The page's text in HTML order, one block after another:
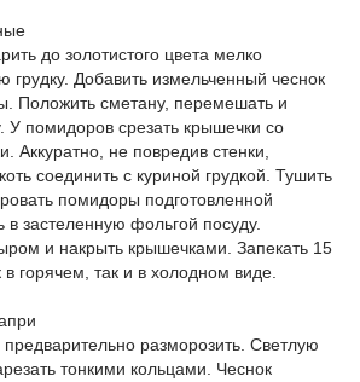
до золотистого цвета мелко
грудку. Добавить измельченный чеснок
Положить сметану, перемешать и
У помидоров срезать крышечки со
Аккуратно, не повредив стенки,
соединить с куриной грудкой. Тушить
помидоры подготовленной
застеленную фольгой посуду.
и накрыть крышечками. Запекать 15
в горячем, так и в холодном виде.
разморозить. Светлую
тонкими кольцами. Чеснок